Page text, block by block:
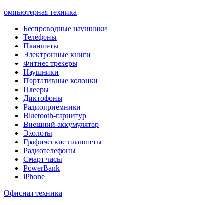
омпьютерная техника
Беспроводные наушники
Телефоны
Планшеты
Электронные книги
Фитнес трекеры
Наушники
Портативные колонки
Плееры
Диктофоны
Радиоприемники
Bluetooth-гарнитур
Внешний аккумулятор
Эхолоты
Графические планшеты
Радиотелефоны
Смарт часы
PowerBank
iPhone
Офисная техника